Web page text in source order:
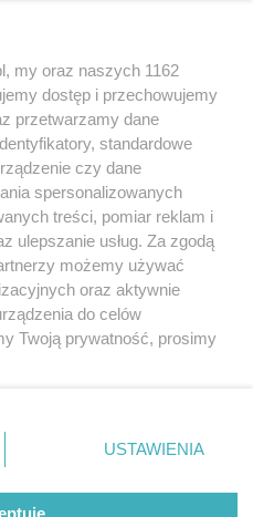
/ 0
regulamin korzystania z portali
Skontakuj sięz nami
Kontakt
Wydawca
Redakcja
my oraz naszych 1162
dostęp i przechowujemy
przetwarzamy dane
standardowe
czy dane
spersonalizowanych
treści, pomiar reklam i
ulepszanie usług. Za zgodą
możemy używać
oraz aktywnie
do celów
Twoją prywatność, prosimy
lewym dolnym rogu strony
danych nie wymagają
prawo sprzeciwić się
będą miały
USTAWIENIA